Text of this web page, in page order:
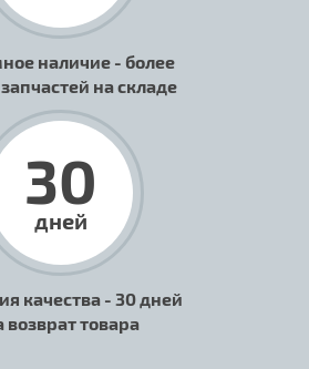
наличие - более
на складе
30
дней
качества - 30 дней
возврат товара